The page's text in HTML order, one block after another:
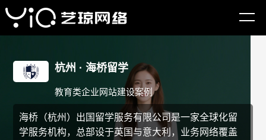
杭州 · 海桥留学
教育类企业网站建设案例
海桥（杭州）出国留学服务有限公司是一家全球化留
学服务机构，总部设于英国与意大利，业务网络覆盖